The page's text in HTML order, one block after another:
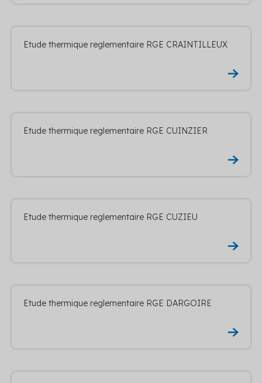
Etude thermique reglementaire RGE CRAINTILLEUX
Etude thermique reglementaire RGE CUINZIER
Etude thermique reglementaire RGE CUZIEU
Etude thermique reglementaire RGE DARGOIRE